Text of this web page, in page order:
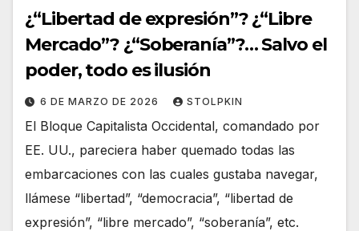
¿“Libertad de expresión”? ¿“Libre
Mercado”? ¿“Soberanía”?… Salvo el
poder, todo es ilusión
6 DE MARZO DE 2026 STOLPKIN
El Bloque Capitalista Occidental, comandado por
EE. UU., pareciera haber quemado todas las
embarcaciones con las cuales gustaba navegar,
llámese “libertad”, “democracia”, “libertad de
expresión”, “libre mercado”, “soberanía”, etc.